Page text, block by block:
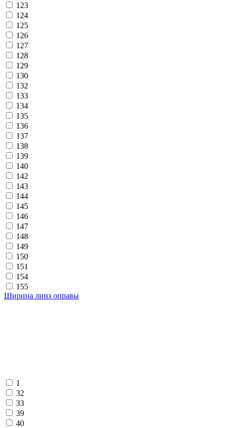
123
124
125
126
127
128
129
130
132
133
134
135
136
137
138
139
140
142
143
144
145
146
147
148
149
150
151
154
155
Ширина линз оправы
1
32
33
39
40